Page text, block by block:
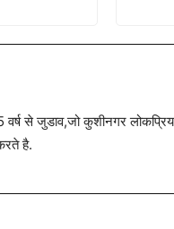
से जुडाव,जो कुशीनगर
है.